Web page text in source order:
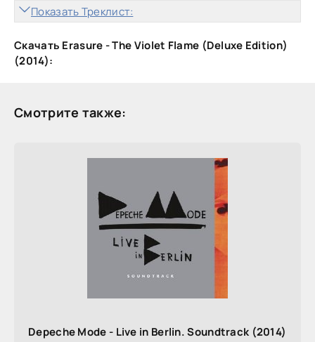
Показать Треклист:
Скачать Erasure - The Violet Flame (Deluxe Edition)
(2014):
Смотрите также:
Depeche Mode - Live in Berlin. Soundtrack (2014)